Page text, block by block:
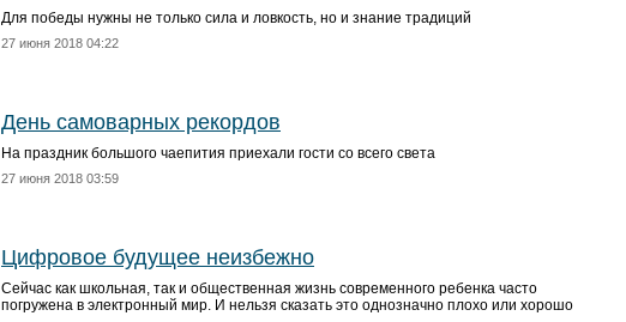
Для победы нужны не только сила и ловкость, но и знание традиций
27 июня 2018 04:22
День самоварных рекордов
На праздник большого чаепития приехали гости со всего света
27 июня 2018 03:59
Цифровое будущее неизбежно
Сейчас как школьная, так и общественная жизнь современного ребенка часто
погружена в электронный мир. И нельзя сказать это однозначно плохо или хорошо